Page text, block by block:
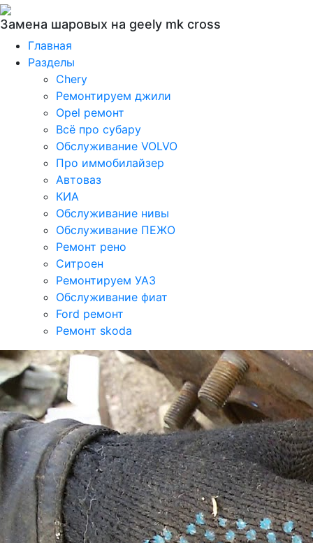
Замена шаровых на geely mk cross
Главная
Разделы
Chery
Ремонтируем джили
Opel ремонт
Всё про субару
Обслуживание VOLVO
Про иммобилайзер
Автоваз
КИА
Обслуживание нивы
Обслуживание ПЕЖО
Ремонт рено
Ситроен
Ремонтируем УАЗ
Обслуживание фиат
Ford ремонт
Ремонт skoda